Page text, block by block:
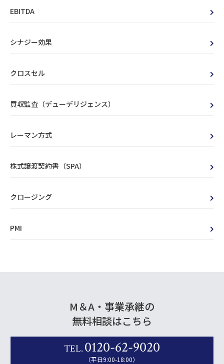
EBITDA
シナジー効果
クロスセル
買収監査（デューデリジェンス）
レーマン方式
株式譲渡契約書（SPA）
クロージング
PMI
M＆A・事業承継の
無料相談はこちら
TEL.0120-62-9020
（平日9:00-18:00）